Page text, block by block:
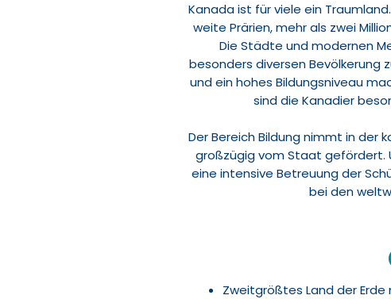
Kanada ist für viele ein
weite Prärien, mehr als zwei
Die Städte und modernen
besonders diversen Bevölkerung
und ein hohes Bildungsniveau
sind die Kanadier
Der Bereich Bildung nimmt in der
großzügig vom Staat gefördert.
eine intensive Betreuung der
bei den
Zweitgrößtes Land der